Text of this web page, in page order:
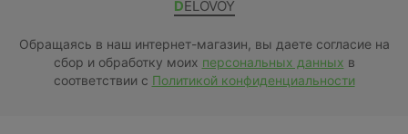
DELOVOY
Обращаясь в наш интернет-магазин, вы даете согласие на
сбор и обработку моих персональных данных в
соответствии с Политикой конфиденциальности